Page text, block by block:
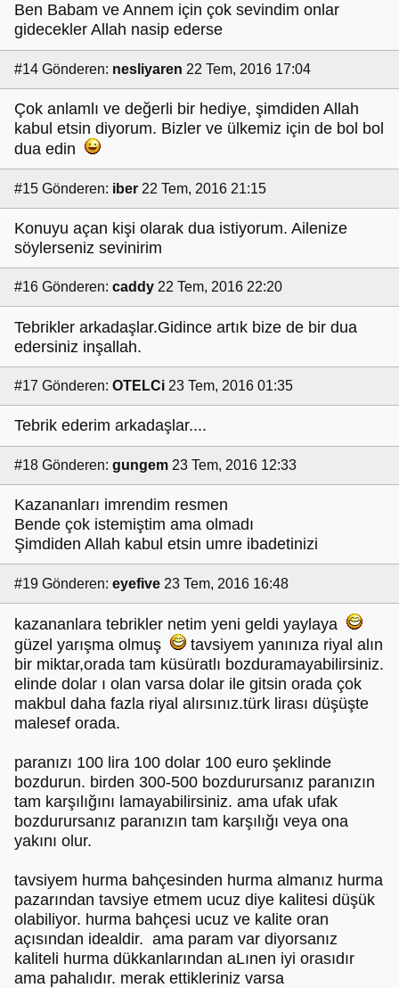
Ben Babam ve Annem için çok sevindim onlar
gidecekler Allah nasip ederse
#14 Gönderen: nesliyaren 22 Tem, 2016 17:04
Çok anlamlı ve değerli bir hediye, şimdiden Allah
kabul etsin diyorum. Bizler ve ülkemiz için de bol bol
dua edin
#15 Gönderen: iber 22 Tem, 2016 21:15
Konuyu açan kişi olarak dua istiyorum. Ailenize
söylerseniz sevinirim
#16 Gönderen: caddy 22 Tem, 2016 22:20
Tebrikler arkadaşlar.Gidince artık bize de bir dua
edersiniz inşallah.
#17 Gönderen: OTELCi 23 Tem, 2016 01:35
Tebrik ederim arkadaşlar....
#18 Gönderen: gungem 23 Tem, 2016 12:33
Kazananları imrendim resmen
Bende çok istemiştim ama olmadı
Şimdiden Allah kabul etsin umre ibadetinizi
#19 Gönderen: eyefive 23 Tem, 2016 16:48
kazananlara tebrikler netim yeni geldi yaylaya
güzel yarışma olmuş
tavsiyem yanınıza riyal alın
bir miktar,orada tam küsüratlı bozduramayabilirsiniz.
elinde dolar ı olan varsa dolar ile gitsin orada çok
makbul daha fazla riyal alırsınız.türk lirası düşüşte
malesef orada.
paranızı 100 lira 100 dolar 100 euro şeklinde
bozdurun. birden 300-500 bozdurursanız paranızın
tam karşılığını lamayabilirsiniz. ama ufak ufak
bozdurursanız paranızın tam karşılığı veya ona
yakını olur.
tavsiyem hurma bahçesinden hurma almanız hurma
pazarından tavsiye etmem ucuz diye kalitesi düşük
olabiliyor. hurma bahçesi ucuz ve kalite oran
açısından idealdir. ama param var diyorsanız
kaliteli hurma dükkanlarından aLınen iyi orasıdır
ama pahalıdır. merak ettikleriniz varsa